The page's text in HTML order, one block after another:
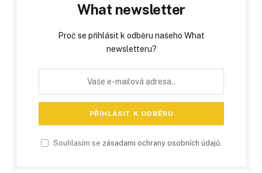
What newsletter
Proč se přihlásit k odběru našeho What
newsletteru?
Souhlasím se zásadami ochrany osobních údajů